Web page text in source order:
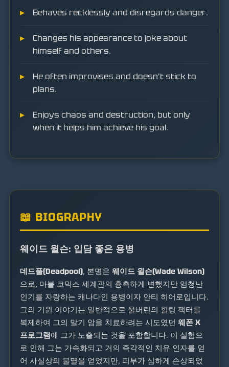
Behaves recklessly and disregards danger.
Changes his appearance to joke about
himself and others.
He often improvises and doesn't stick to
plans.
Enjoys chaos and destruction, but only
when it helps him achieve his goal.
📖 BIOGRAPHY
웨이드 윌슨: 입담 좋은 용병
데드풀(Deadpool), 본명은 웨이드 윌슨(Wade Wilson)
으로, 마블 코믹스 세계관의 흉측하게 변했지만 엄청난
인기를 자랑하는 캐나다인 용병이자 안티 히어로입니다.
그의 기원 이야기는 일반적으로 울버린의 힐링 팩터를
복제하여 그의 말기 암을 치료하려는 시도였던 웨폰 X
프로그램에 그가 노출되는 것을 포함합니다. 이 실험으
로 인해 그는 가속화되고 거의 즉각적인 치유 인자를 얻
어 사실상의 불멸을 얻었지만, 피부가 심하게 손상되었